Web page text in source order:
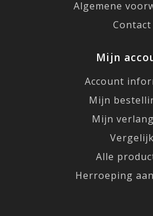
Algemene
Contact
Mijn
Account
Mijn
Mijn
Vergelijk
Alle
Herroeping